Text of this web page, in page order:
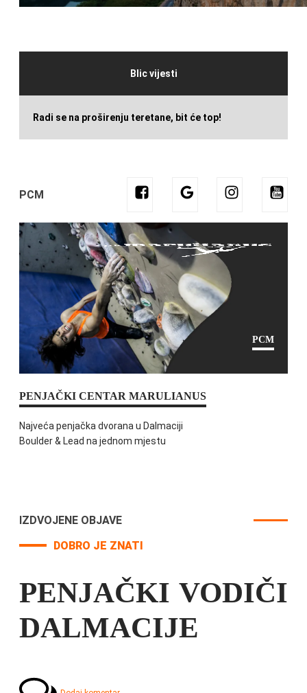
Blic vijesti
Radi se na proširenju teretane, bit će top!
PCM
PCM
PENJAČKI CENTAR MARULIANUS
Najveća penjačka dvorana u Dalmaciji
Boulder & Lead na jednom mjestu
IZDVOJENE OBJAVE
DOBRO JE ZNATI
PENJAČKI VODIČI
DALMACIJE